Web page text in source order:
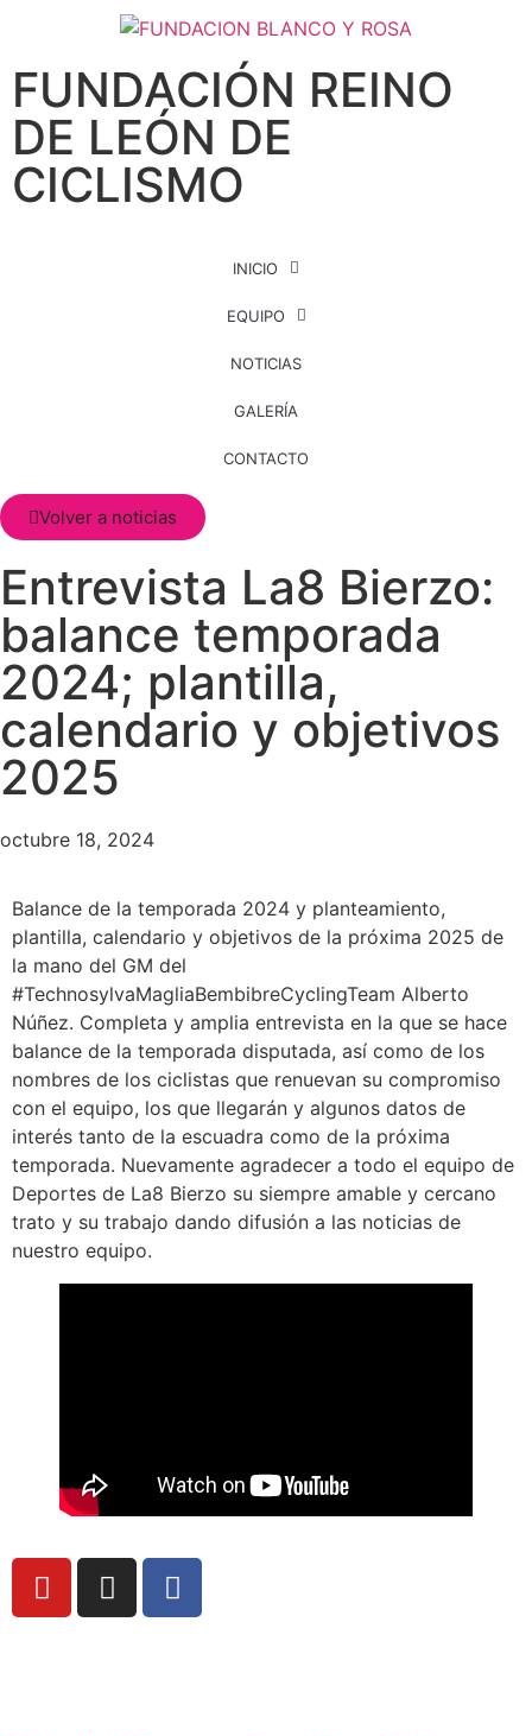
FUNDACIÓN REINO
DE LEÓN DE
CICLISMO
INICIO
EQUIPO
NOTICIAS
GALERÍA
CONTACTO
Volver a noticias
Entrevista La8 Bierzo:
balance temporada
2024; plantilla,
calendario y objetivos
2025
octubre 18, 2024
Balance de la temporada 2024 y planteamiento,
plantilla, calendario y objetivos de la próxima 2025 de
la mano del GM del
#TechnosylvaMagliaBembibreCyclingTeam Alberto
Núñez. Completa y amplia entrevista en la que se hace
balance de la temporada disputada, así como de los
nombres de los ciclistas que renuevan su compromiso
con el equipo, los que llegarán y algunos datos de
interés tanto de la escuadra como de la próxima
temporada. Nuevamente agradecer a todo el equipo de
Deportes de La8 Bierzo su siempre amable y cercano
trato y su trabajo dando difusión a las noticias de
nuestro equipo.